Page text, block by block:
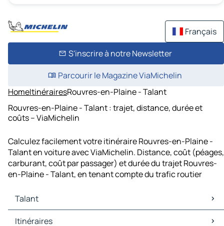
Français
S'inscrire à notre Newsletter
Parcourir le Magazine ViaMichelin
HomeItinérairesRouvres-en-Plaine - Talant
Rouvres-en-Plaine - Talant : trajet, distance, durée et
coûts – ViaMichelin
Calculez facilement votre itinéraire Rouvres-en-Plaine -
Talant en voiture avec ViaMichelin. Distance, coût (péages,
carburant, coût par passager) et durée du trajet Rouvres-
en-Plaine - Talant, en tenant compte du trafic routier
Talant
Talant Cartes et plans
Itinéraires